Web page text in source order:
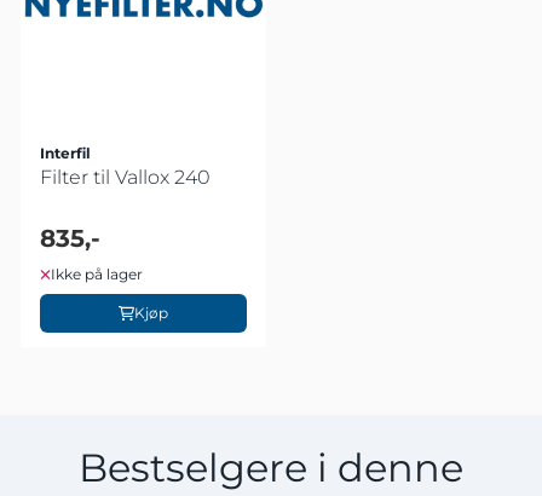
Interfil
Filter til Vallox 240
835,-
Ikke på lager
Kjøp
Bestselgere i denne